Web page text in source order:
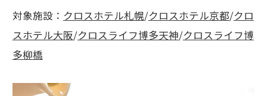
対象施設： クロスホテル札幌/クロスホテル京都/クロ
スホテル大阪/クロスライフ博多天神/クロスライフ博
多柳橋